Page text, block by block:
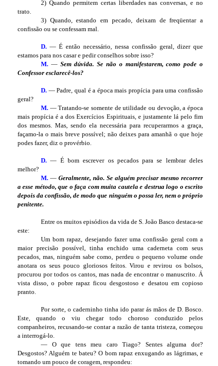
2) Quando permitem certas liberdades nas conversas, e no
trato.
3) Quando, estando em pecado, deixam de freqüentar a
confissão ou se confessam mal.
D. — É então necessário, nessa confissão geral, dizer que
estamos para nos casar e pedir conselhos sobre isso?
M. — Sem dúvida. Se não o manifestarem, como pode o
Confessor esclarecê-los?
D. — Padre, qual é a época mais propícia para uma confissão
geral?
M. — Tratando-se somente de utilidade ou devoção, a época
mais propícia é a dos Exercícios Espirituais, e justamente lá pelo fim
dos mesmos. Mas, sendo ela necessária para recuperarmos a graça,
façamo-la o mais breve possível; não deixes para amanhã o que hoje
podes fazer, diz o provérbio.
D. — É bom escrever os pecados para se lembrar deles
melhor?
M. — Geralmente, não. Se alguém precisar mesmo recorrer
a esse método, que o faça com muita cautela e destrua logo o escrito
depois da confissão, de modo que ninguém o possa ler, nem o próprio
penitente.
Entre os muitos episódios da vida de S. João Basco destaca-se
este:
Um bom rapaz, desejando fazer uma confissão geral com a
maior precisão possível, tinha enchido uma caderneta com seus
pecados, mas, ninguém sabe como, perdeu o pequeno volume onde
anotara os seus pouco gloriosos feitos. Virou e revirou os bolsos,
procurou por todos os cantos, mas nada de encontrar o manuscrito. Á
vista disso, o pobre rapaz ficou desgostoso e desatou em copioso
pranto.
Por sorte, o caderninho tinha ido parar ás mãos de D. Bosco.
Este, quando o viu chegar todo choroso conduzido pelos
companheiros, recusando-se contar a razão de tanta tristeza, começou
a interrogá-lo.
— O que tens meu caro Tiago? Sentes alguma dor?
Desgostos? Alguém te bateu? O bom rapaz enxugando as lágrimas, e
tomando um pouco de coragem, respondeu: